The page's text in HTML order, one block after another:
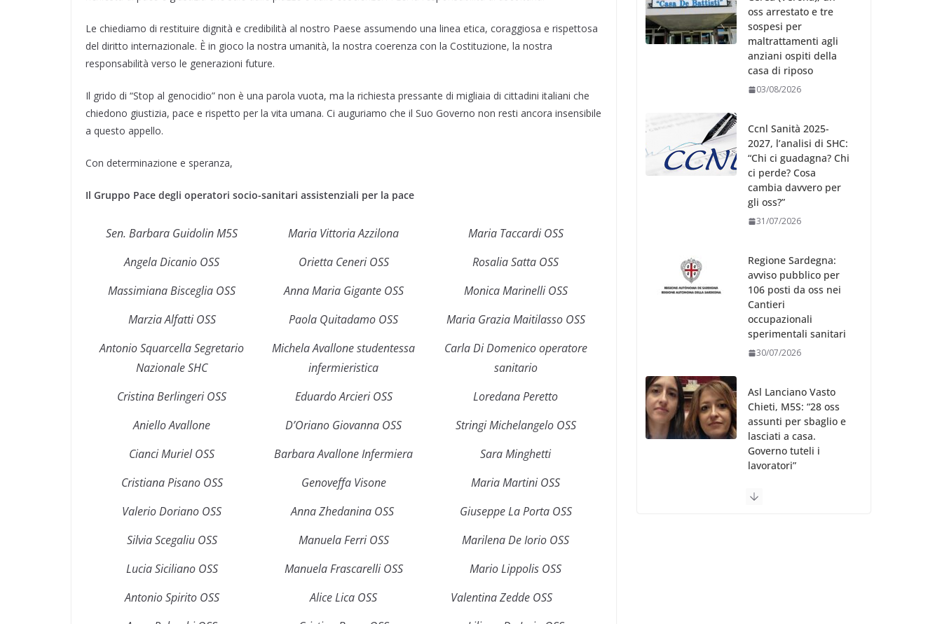
Le chiediamo di restituire dignità e credibilità al nostro Paese assumendo una linea etica, coraggiosa e rispettosa
del diritto internazionale. È in gioco la nostra umanità, la nostra coerenza con la Costituzione, la nostra
responsabilità verso le generazioni future.
Il grido di “Stop al genocidio” non è una parola vuota, ma la richiesta pressante di migliaia di cittadini italiani che
chiedono giustizia, pace e rispetto per la vita umana. Ci auguriamo che il Suo Governo non resti ancora insensibile
a questo appello.
Con determinazione e speranza,
Il Gruppo Pace degli operatori socio-sanitari assistenziali per la pace
Sen. Barbara Guidolin M5S Maria Vittoria Azzilona
Maria Taccardi OSS
Angela Dicanio OSS
Orietta Ceneri OSS
Rosalia Satta OSS
Massimiana Bisceglia OSS
Anna Maria Gigante OSS
Monica Marinelli OSS
Marzia Alfatti OSS
Paola Quitadamo OSS Maria Grazia MaitilassoOSS
Antonio Squarcella Segretario
Nazionale SHC
Michela Avallone studentessa
infermieristica
Carla Di Domenico operatore
sanitario
Cristina Berlingeri OSS
Eduardo Arcieri OSS
Loredana Peretto
Aniello Avallone
D’Oriano Giovanna OSS
Stringi Michelangelo OSS
Cianci Muriel OSS
Barbara Avallone Infermiera
Sara Minghetti
Cristiana Pisano OSS
Genoveffa Visone
Maria Martini OSS
Valerio Doriano OSS
Anna Zhedanina OSS
Giuseppe La Porta OSS
Silvia Scegaliu OSS
Manuela Ferri OSS
Marilena De Iorio OSS
Lucia Siciliano OSS
Manuela Frascarelli OSS
Mario Lippolis OSS
Antonio Spirito OSS
Alice Lica OSS
Valentina Zedde OSS
oss arrestato e tre
sospesi per
maltrattamenti agli
anziani ospiti della
casa di riposo
Ccnl Sanità 2025-
2027, l’analisi di SHC:
“Chi ci guadagna? Chi
ci perde? Cosa
cambia davvero per
gli oss?”
Regione Sardegna:
avviso pubblico per
106 posti da oss nei
Cantieri
occupazionali
sperimentali sanitari
Asl Lanciano Vasto
Chieti, M5S: “28 oss
assunti per sbaglio e
lasciati a casa.
Governo tuteli i
lavoratori”